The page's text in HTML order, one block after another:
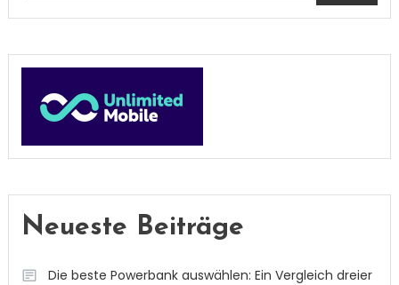
Neueste Beiträge
Die beste Powerbank auswählen: Ein Vergleich dreier